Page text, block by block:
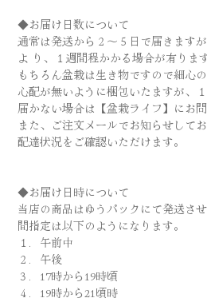
◆お届け日数について
通常は発送から２～５日で届きます
よ り、１週間程かかる場合が有ります
もちろん盆栽は生き物ですので細心
心配が無いように梱包いたますが、
届かない場合は【盆栽ライフ】にお
また、ご注文メールでお知らせして
配達状況をご確認いただけます。
◆お届け日時について
当店の商品はゆうパックにて発送さ
間指定は以下のようになります。
１．午前中
２．午後
３．17時から19時頃
４．19時から21頃時